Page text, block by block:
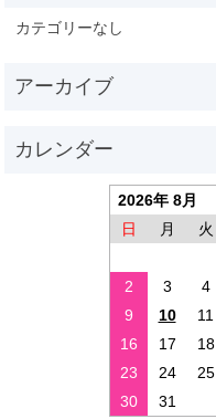
カテゴリーなし
2026年 8月
日
月 火
2
3 4
9
10 11
16
17 18
23
24 25
30
31